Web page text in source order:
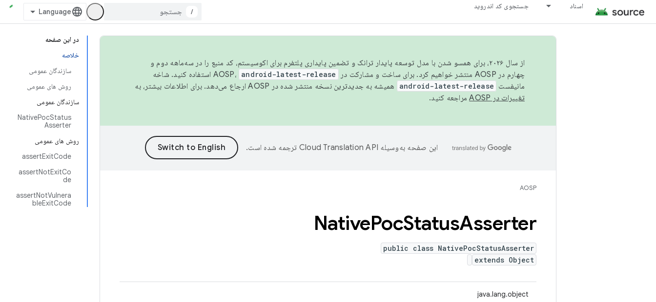
اسناد جستجوی کد اندروید
/
در این صفحه
خلاصه
سازندگان عمومی
روش های عمومی
سازندگان عمومی
NativePocStatus
Asserter
روش های عمومی
assertExitCode
assertNotExitCo
de
assertNotVulnera
bleExitCode
از سال ۲۰۲۶، برای همسو شدن با مدل توسعه پایدار ترانک و تضمین پایداری پلتفرم برای اکوسیستم، کد منبع را در سه‌ماهه دوم و
چهارم در AOSP منتشر خواهیم کرد. برای ساخت و مشارکت در AOSP،
android-latest-release
استفاده کنید. شاخه
مانیفست android-latest-release
همیشه به جدیدترین نسخه منتشر شده در AOSP ارجاع می‌دهد. برای اطلاعات بیشتر، به
تغییرات در AOSP
مراجعه کنید.
این صفحه به‌وسیله ترجمه شده است.
AOSP
NativePocStatusAsserter
public class NativePocStatusAsserter
extends Object
java.lang.object